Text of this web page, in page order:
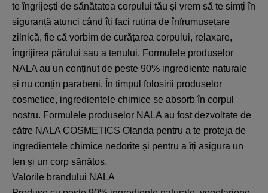
te îngrijești de sănătatea corpului tău și vrem să te simți în
siguranță atunci când îți faci rutina de înfrumusețare
zilnică, fie că vorbim de curățarea corpului, relaxare,
îngrijirea părului sau a tenului. Formulele produselor
NALA au un conținut de peste 90% ingrediente naturale
și nu conțin parabeni. În timpul folosirii produselor
cosmetice, ingredientele chimice se absorb în corpul
nostru. Formulele produselor NALA au fost dezvoltate de
către NALA COSMETICS Olanda pentru a te proteja de
ingredientele chimice nedorite și pentru a îți asigura un
ten și un corp sănătos.
Valorile brandului NALA